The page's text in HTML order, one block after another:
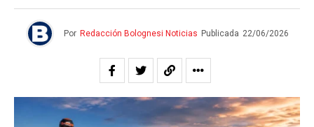
Por Redacción Bolognesi Noticias Publicada 22/06/2026